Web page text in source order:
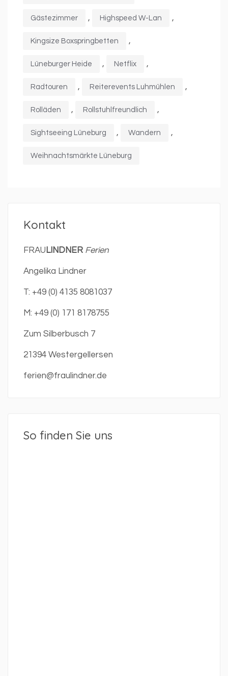
Gästezimmer , Highspeed W-Lan ,
Kingsize Boxspringbetten ,
Lüneburger Heide , Netflix ,
Radtouren , Reiterevents Luhmühlen ,
Rolläden , Rollstuhlfreundlich ,
Sightseeing Lüneburg , Wandern ,
Weihnachtsmärkte Lüneburg
Kontakt
FRAU LINDNER Ferien
Angelika Lindner
T: +49 (0) 4135 8081037
M: +49 (0) 171 8178755
Zum Silberbusch 7
21394 Westergellersen
ferien@fraulindner.de
So finden Sie uns